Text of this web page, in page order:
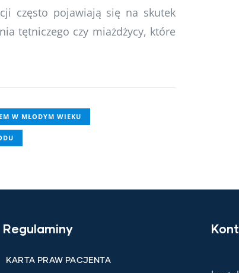
często pojawiają się na skutek
tętniczego czy miażdżycy, które
W MŁODYM WIEKU
Regulaminy
KARTA PRAW PACJENTA